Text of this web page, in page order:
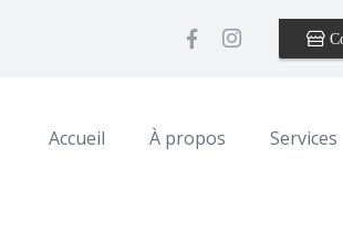
Accueil À propos Services